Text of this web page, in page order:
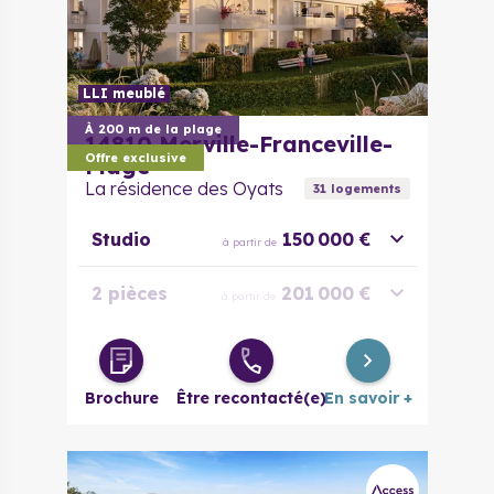
À 200 m de la plage
Offre exclusive
LLI meublé
14810 Merville-Franceville-
Plage
La résidence des Oyats 31logements
Studio à partir de 150 000 €
2 pièces à partir de 201 000 €
3 pièces à partir de 270 000 €
4 pièces à partir de 375 000 €
Brochure Être recontacté(e)En savoir +